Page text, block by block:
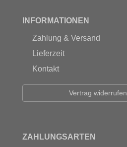
INFORMATIONEN
Zahlung & Versand
Lieferzeit
Kontakt
Vertrag widerrufen
ZAHLUNGSARTEN